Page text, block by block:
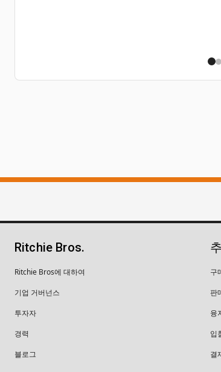
Ritchie Bros.
Ritchie Bros에 대하여
기업 거버넌스
투자자
경력
블로그
구
판
융
입
결